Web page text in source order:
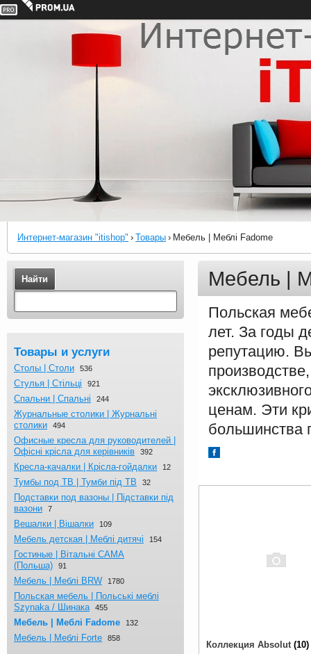
Интернет-магазин "itishop" › Товары › Мебель | Меблі Fadome
Найти
Товары и услуги
Столы | Столи 536
Стулья | Стільці 921
Спальни | Спальні 244
Журнальныe столики | Журнальні
столики
494
Офисные кресла для руководителей |
Офісні крісла для керівників
392
Кресла-качалки | Крісла-гойдалки 12
Тумбы под ТВ | Тумби під ТВ 32
Подставки под вазоны | Підставки під
вазони
7
Вешалки | Вішалки 109
Мебель детская | Меблі дитячі 154
Гостиные | Вітальні CAMA
(Польша)
91
Мебель | Меблі BRW 1780
Польская мебель | Польські меблі
Szynaka / Шинака
455
Мебель | Меблі Fadome 132
Мебель | Меблі Forte 858
Мебель |
Польская
лет. За годы
репутацию.
ценам. Эти
большинства
Коллекция Absolut 10